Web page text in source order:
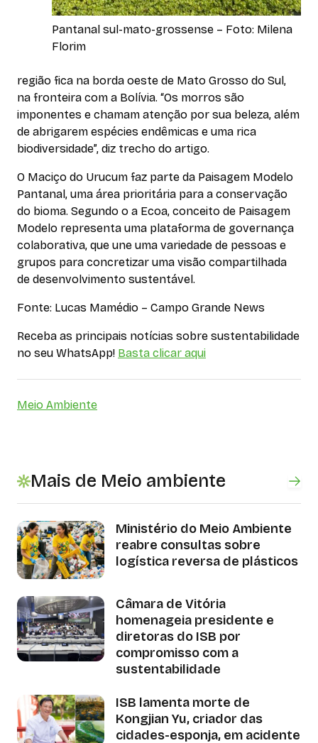
Pantanal sul-mato-grossense – Foto: Milena
Florim
região fica na borda oeste de Mato Grosso do Sul,
na fronteira com a Bolívia. “Os morros são
imponentes e chamam atenção por sua beleza, além
de abrigarem espécies endêmicas e uma rica
biodiversidade”, diz trecho do artigo.
O Maciço do Urucum faz parte da Paisagem Modelo
Pantanal, uma área prioritária para a conservação
do bioma. Segundo o a Ecoa, conceito de Paisagem
Modelo representa uma plataforma de governança
colaborativa, que une uma variedade de pessoas e
grupos para concretizar uma visão compartilhada
de desenvolvimento sustentável.
Fonte: Lucas Mamédio – Campo Grande News
Receba as principais notícias sobre sustentabilidade
no seu WhatsApp! Basta clicar aqui
Meio Ambiente
Mais de Meio ambiente
Ministério do Meio Ambiente
reabre consultas sobre
logística reversa de plásticos
Câmara de Vitória
homenageia presidente e
diretoras do ISB por
compromisso com a
sustentabilidade
ISB lamenta morte de
Kongjian Yu, criador das
cidades-esponja, em acidente